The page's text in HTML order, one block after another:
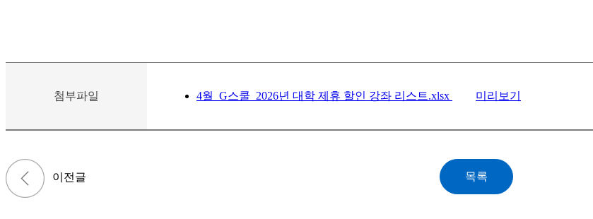
첨부파일 4월_G스쿨_2026년 대학 제휴 할인 강좌 리스트.xlsx 미리보기